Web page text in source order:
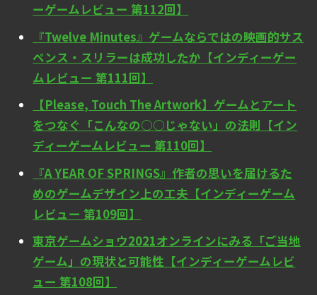
ーゲームレビュー 第112回】
『Twelve Minutes』ゲームならではの映画的サス
ペンス・スリラーは成功したか【インディーゲー
ムレビュー 第111回】
【Please, Touch The Artwork】ゲームとアート
をつなぐ「こんなの○○じゃない」の法則【イン
ディーゲームレビュー 第110回】
『A YEAR OF SPRINGS』作者の思いを届けるた
めのゲームデザイン上の工夫【インディーゲーム
レビュー 第109回】
東京ゲームショウ2021オンラインにみる「ご当地
ゲーム」の現状と可能性【インディーゲームレビ
ュー 第108回】